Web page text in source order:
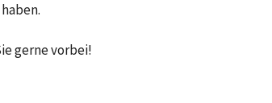
gerne vorbei!